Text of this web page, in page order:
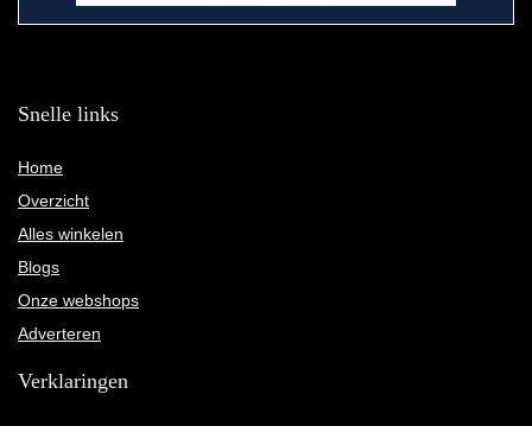
Snelle links
Home
Overzicht
Alles winkelen
Blogs
Onze webshops
Adverteren
Verklaringen